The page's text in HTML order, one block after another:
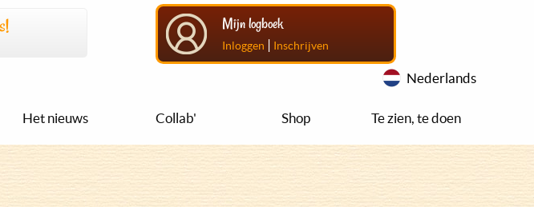
Mijn logboek
Inloggen | Inschrijven
Nederlands
Het nieuws Collab' Shop Te zien, te doen